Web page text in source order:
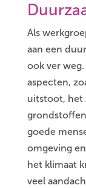
Als
aan een
ook ver
aspecten,
uitstoot, het
goede
omgeving
het klimaat
veel